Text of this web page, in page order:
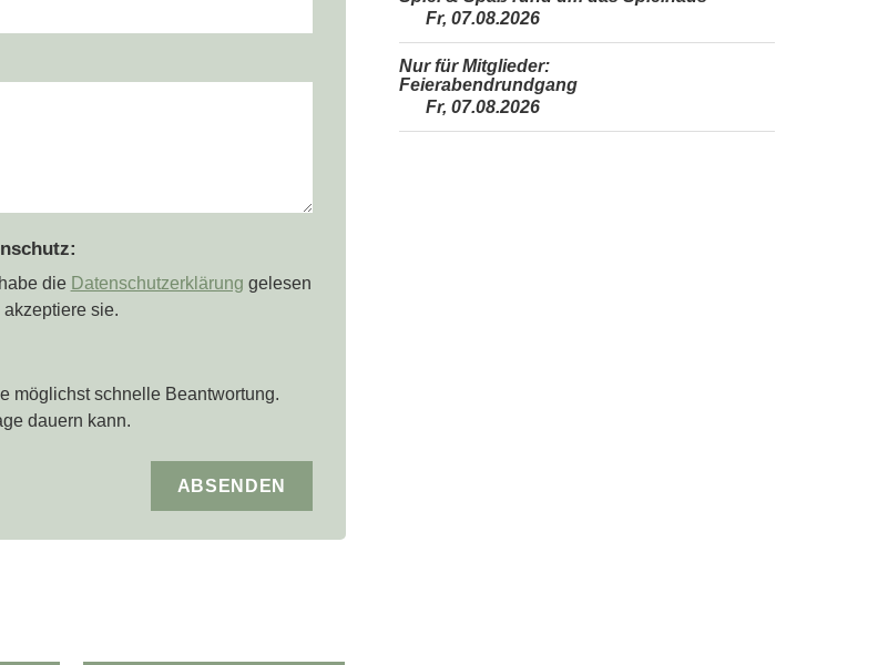
die Datenschutzerklärung gelesen
akzeptiere sie.
möglichst schnelle Beantwortung.
dauern kann.
Absenden
Fr, 07.08.2026
Nur für Mitglieder:
Feierabendrundgang
Fr, 07.08.2026